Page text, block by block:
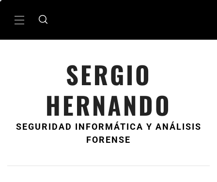
MenÃº
SERGIO
HERNANDO
SEGURIDAD INFORMÁTICA Y ANÁLISIS
FORENSE